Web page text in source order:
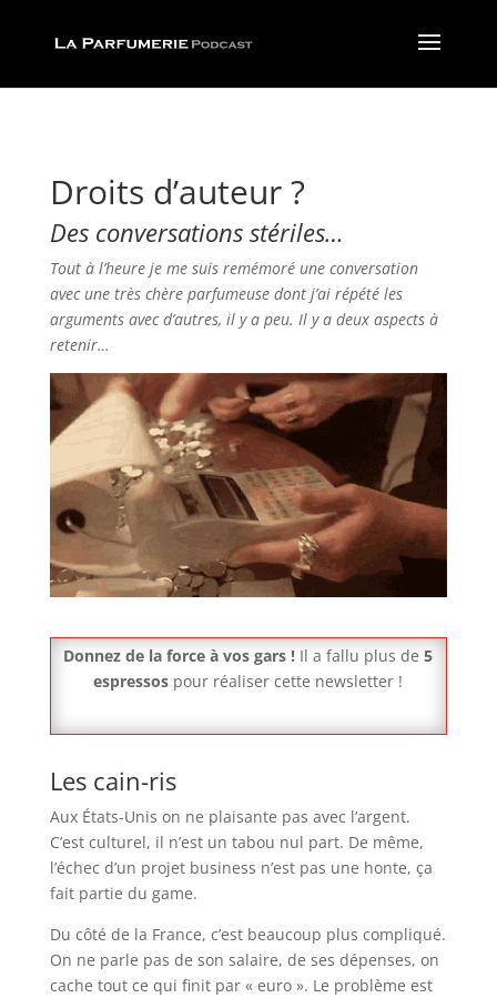
Droits d’auteur ?
Des conversations stériles…
Tout à l’heure je me suis remémoré une conversation
avec une très chère parfumeuse dont j’ai répété les
arguments avec d’autres, il y a peu. Il y a deux aspects à
retenir…
Donnez de la force à vos gars ! Il a fallu plus de5
espressos pour réaliser cette newsletter !
Les cain-ris
Aux États-Unis on ne plaisante pas avec l’argent.
C’est culturel, il n’est un tabou nul part. De même,
l’échec d’un projet business n’est pas une honte, ça
fait partie du game.
Du côté de la France, c’est beaucoup plus compliqué.
On ne parle pas de son salaire, de ses dépenses, on
cache tout ce qui finit par « euro ». Le problème est